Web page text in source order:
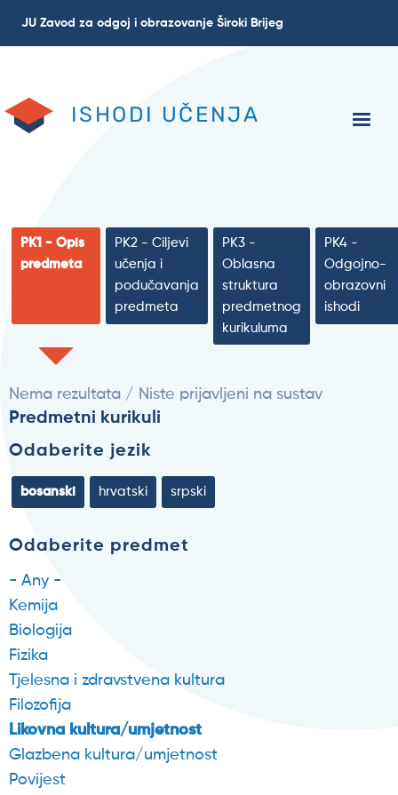
JU Zavod za odgoj i obrazovanje Široki Brijeg
ISHODI UČENJA
PK1 - Opis
predmeta
PK2 - Ciljevi
učenja i
podučavanja
predmeta
PK3 -
Oblasna
struktura
predmetnog
kurikuluma
PK4 -
Odgojno-
obrazovni
ishodi
Nema rezultata / Niste prijavljeni na sustav
Predmetni kurikuli
Odaberite jezik
bosanski hrvatski srpski
Odaberite predmet
- Any -
Kemija
Biologija
Fizika
Tjelesna i zdravstvena kultura
Filozofija
Likovna kultura/umjetnost
Glazbena kultura/umjetnost
Povijest